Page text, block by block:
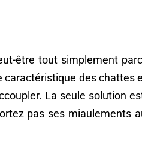
être tout simplement
des chattes
La seule solution
pas ses miaulements